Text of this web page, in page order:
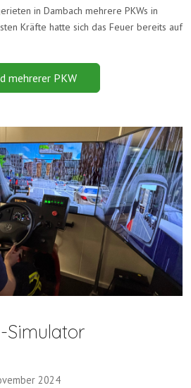
in Dambach mehrere PKWs in
Kräfte hatte sich das Feuer bereits auf
mehrerer PKW
Simulator
2024